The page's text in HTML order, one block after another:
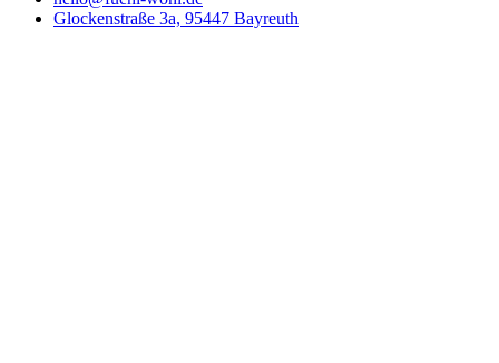
Glockenstraße 3a, 95447 Bayreuth